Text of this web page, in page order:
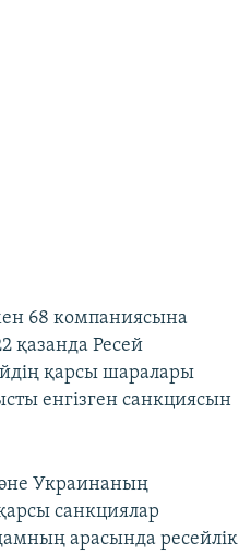
68 компаниясына
қазанда Ресей
қарсы шаралары
енгізген санкциясын
Украинаның
санкциялар
арасында ресейлік